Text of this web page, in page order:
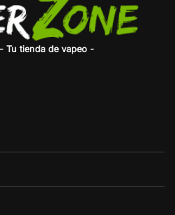
Tu tienda de vapeo -